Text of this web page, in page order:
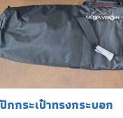
ปักกระเป๋าทรงกระบอก